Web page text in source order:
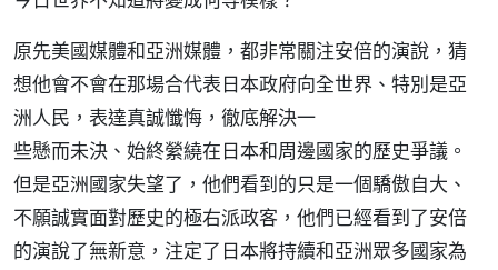
原先美國媒體和亞洲媒體，都非常關注安倍的演說，猜
想他會不會在那場合代表日本政府向全世界、特別是亞
洲人民，表達真誠懺悔，徹底解決一
些懸而未決、始終縈繞在日本和周邊國家的歷史爭議。
但是亞洲國家失望了，他們看到的只是一個驕傲自大、
不願誠實面對歷史的極右派政客，他們已經看到了安倍
的演說了無新意，注定了日本將持續和亞洲眾多國家為